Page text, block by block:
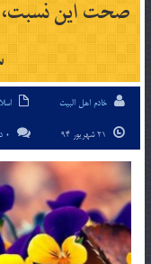
صحت این نسبت،
خادم اهل البیت
0 دیدگاه